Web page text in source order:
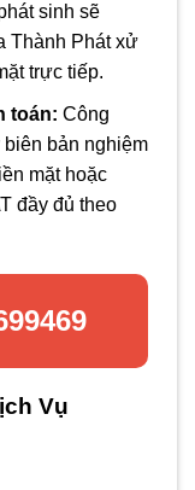
sinh sẽ
Thành Phát xử
trực tiếp.
toán: Công
biên bản nghiệm
mặt hoặc
đầy đủ theo
Vụ